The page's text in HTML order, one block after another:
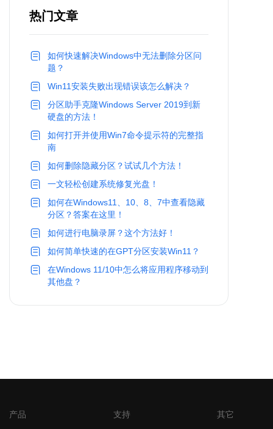
热门文章
如何快速解决Windows中无法删除分区问
题？
Win11安装失败出现错误该怎么解决？
分区助手克隆Windows Server 2019到新
硬盘的方法！
如何打开并使用Win7命令提示符的完整指
南
如何删除隐藏分区？试试几个方法！
一文轻松创建系统修复光盘！
如何在Windows11、10、8、7中查看隐藏
分区？答案在这里！
如何进行电脑录屏？这个方法好！
如何简单快速的在GPT分区安装Win11？
在Windows 11/10中怎么将应用程序移动到
其他盘？
产品 支持 其它